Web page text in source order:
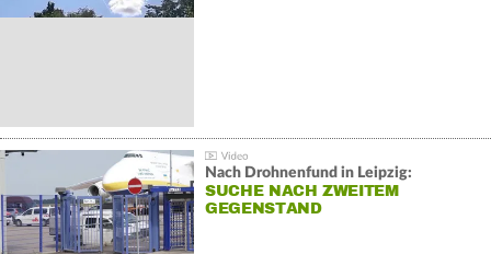
Nach Drohnenfund in Leipzig:
SUCHE NACH ZWEITEM
GEGENSTAND